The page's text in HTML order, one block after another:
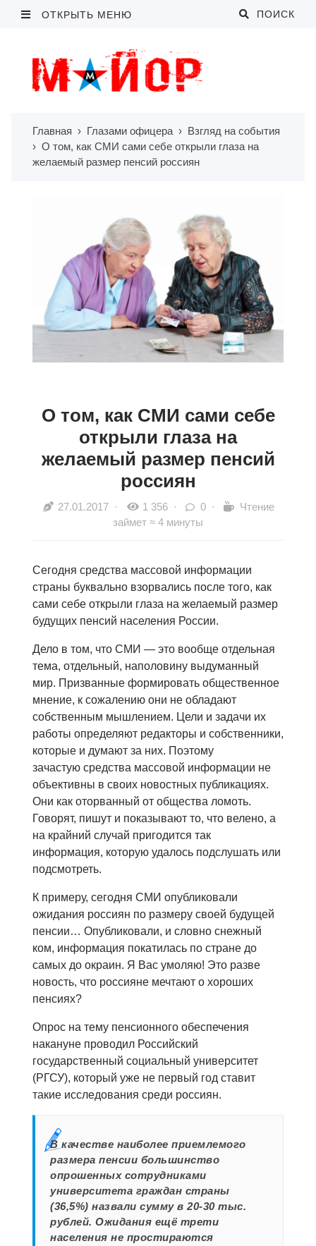
ОТКРЫТЬ МЕНЮ ПОИСК
Главная › Глазами офицера › Взгляд на события
› О том, как СМИ сами себе открыли глаза на
желаемый размер пенсий россиян
О том, как СМИ сами себе
открыли глаза на
желаемый размер пенсий
россиян
27.01.2017 · 1 356 · 0 ·
Чтение
займет ≈ 4 минуты
Сегодня средства массовой информации
страны буквально взорвались после того, как
сами себе открыли глаза на желаемый размер
будущих пенсий населения России.
Дело в том, что СМИ — это вообще отдельная
тема, отдельный, наполовину выдуманный
мир. Призванные формировать общественное
мнение, к сожалению они не обладают
собственным мышлением. Цели и задачи их
работы определяют редакторы и собственники,
которые и думают за них. Поэтому
зачастую средства массовой информации не
объективны в своих новостных публикациях.
Они как оторванный от общества ломоть.
Говорят, пишут и показывают то, что велено, а
на крайний случай пригодится так
информация, которую удалось подслушать или
подсмотреть.
К примеру, сегодня СМИ опубликовали
ожидания россиян по размеру своей будущей
пенсии… Опубликовали, и словно снежный
ком, информация покатилась по стране до
самых до окраин. Я Вас умоляю! Это разве
новость, что россияне мечтают о хороших
пенсиях?
Опрос на тему пенсионного обеспечения
накануне проводил Российский
государственный социальный университет
(РГСУ), который уже не первый год ставит
такие исследования среди россиян.
В качестве наиболее приемлемого
размера пенсии большинство
опрошенных сотрудниками
университета граждан страны
(36,5%) назвали сумму в 20-30 тыс.
рублей. Ожидания ещё трети
населения не простираются